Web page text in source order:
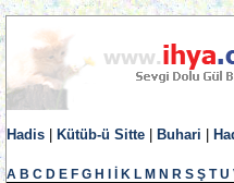
Hadis Kütüb-ü Sitte Buhari
A B C D E F G H K L M N R S Ş T U